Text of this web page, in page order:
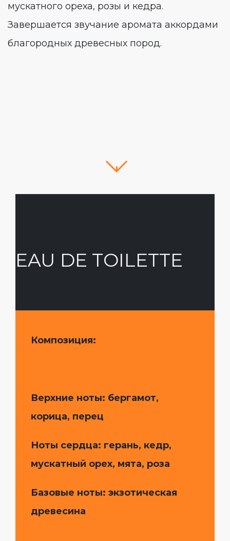
мускатного ореха, розы и кедра.
Завершается звучание аромата аккордами
благородных древесных пород.
EAU DE TOILETTE
Композиция:
Верхние ноты: бергамот,
корица, перец
Ноты сердца: герань, кедр,
мускатный орех, мята, роза
Базовые ноты: экзотическая
древесина